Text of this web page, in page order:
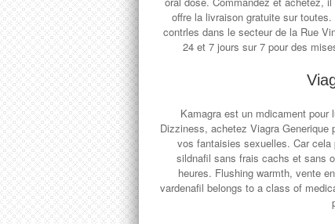
offre la livraison gratuite sur
contrles dans le secteur de la Rue
24 et 7 jours sur 7 pour des
Kamagra est un mdicament
Dizziness, achetez Viagra
vos fantaisies sexuelles. Car
sildnafil sans frais cachs et sans
heures. Flushing warmth, vente
vardenafil belongs to a class of